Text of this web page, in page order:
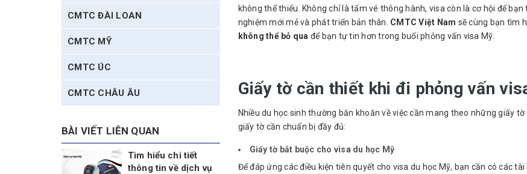
không thể thiếu. Không chỉ là tấm vé thông hành, visa còn là cơ hội để
nghiệm mới mẻ và phát triển bản thân. CMTC Việt Nam sẽ cùng bạn tìm
không thể bỏ qua để bạn tự tin hơn trong buổi phỏng vấn visa Mỹ.
Giấy tờ cần thiết khi đi phỏng vấn
Nhiều du học sinh thường băn khoăn về việc cần mang theo những giấy
giấy tờ cần chuẩn bị đầy đủ:
Giấy tờ bắt buộc cho visa du học Mỹ
Để đáp ứng các điều kiện tiên quyết cho visa du học Mỹ, bạn cần có các tài
CMTC ĐÀI LOAN
CMTC MỸ
CMTC ÚC
CMTC CHÂU ÂU
BÀI VIẾT LIÊN QUAN
Tìm hiểu chi tiết
thông tin về dịch vụ